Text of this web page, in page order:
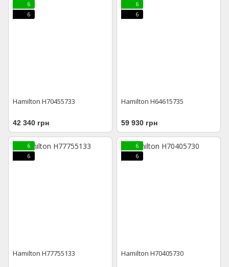
6
6
Hamilton H70455733
42 340 грн
6
6
Hamilton H64615735
59 930 грн
6
6
Hamilton H77755133
6
6
Hamilton H70405730